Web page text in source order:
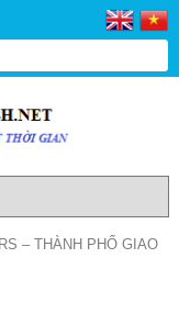
– THÀNH PHỐ GIAO